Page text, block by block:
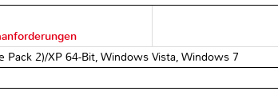
2)/XP 64-Bit, Windows Vista, Windows 7